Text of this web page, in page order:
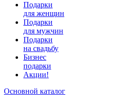
Подарки
для женщин
Подарки
для мужчин
Подарки
на свадьбу
Бизнес
подарки
Акции!
Основной каталог